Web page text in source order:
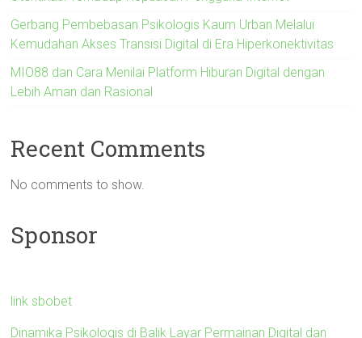
Gerbang Pembebasan Psikologis Kaum Urban Melalui
Kemudahan Akses Transisi Digital di Era Hiperkonektivitas
MIO88 dan Cara Menilai Platform Hiburan Digital dengan
Lebih Aman dan Rasional
Recent Comments
No comments to show.
Sponsor
link sbobet
Dinamika Psikologis di Balik Layar Permainan Digital dan